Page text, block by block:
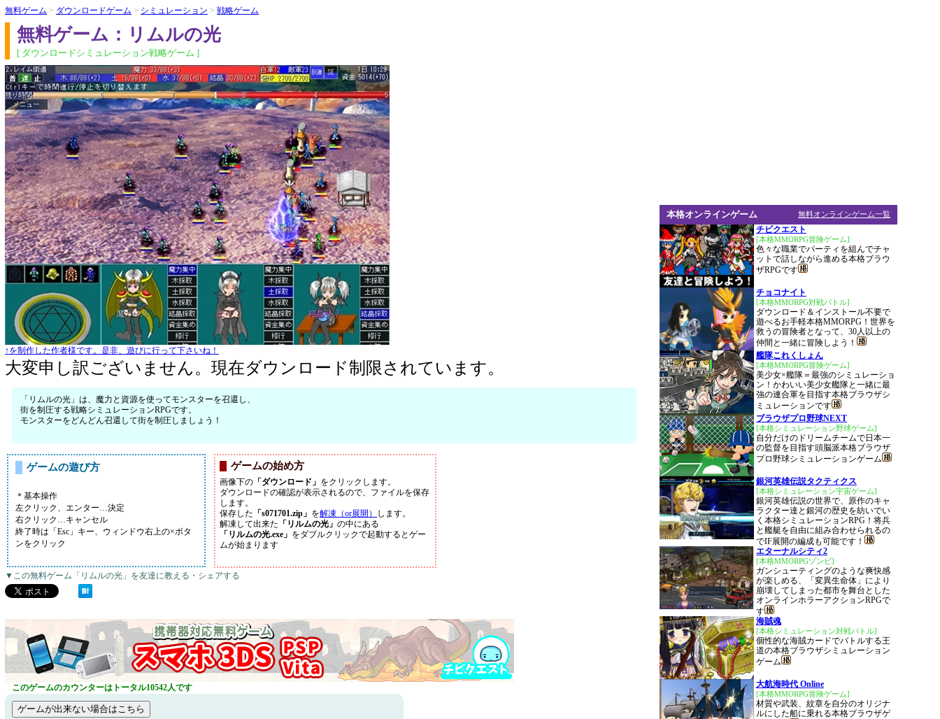
無料ゲーム > ダウンロードゲーム > シミュレーション > 戦略ゲーム
無料ゲーム：リムルの光
[ ダウンロードシミュレーション戦略ゲーム ]
↑を制作した作者様です。是非、遊びに行って下さいね！
大変申し訳ございません。現在ダウンロード制限されています。
「リムルの光」は、魔力と資源を使ってモンスターを召還し、
街を制圧する戦略シミュレーションRPGです。
モンスターをどんどん召還して街を制圧しましょう！
ゲームの遊び方
＊基本操作
左クリック、エンター…決定
右クリック…キャンセル
終了時は「Esc」キー、ウィンドウ右上の×ボタ
ンをクリック
ゲームの始め方
画像下の 「ダウンロード」 をクリックします。
ダウンロードの確認が表示されるので、ファイルを保存
します。
保存した 「s071701.zip」 を解凍（or展開）
します。
解凍して出来た 「リルムの光」 の中にある
「リルムの光.exe」 をダブルクリックで起動するとゲー
ムが始まります
▼この無料ゲーム「リムルの光」を友達に教える・シェアする
このゲームのカウンターはトータル10542人です
無料オンラインゲーム一覧
本格オンラインゲーム
チビクエスト
[本格MMORPG冒険ゲーム]
色々な職業でパーティを組んでチャ
ットで話しながら進める本格ブラウ
ザRPGです
チョコナイト
[本格MMORPG対戦バトル]
ダウンロード＆インストール不要で
遊べるお手軽本格MMORPG！世界を
救うの冒険者となって、30人以上の
仲間と一緒に冒険しよう！
艦隊これくしょん
[本格MMORPG冒険ゲーム]
美少女×艦隊＝最強のシミュレーショ
ン！かわいい美少女艦隊と一緒に最
強の連合軍を目指す本格ブラウザシ
ミュレーションです
ブラウザプロ野球NEXT
[本格シミュレーション野球ゲーム]
自分だけのドリームチームで日本一
の監督を目指す頭脳派本格ブラウザ
プロ野球シミュレーションゲーム
銀河英雄伝説タクティクス
[本格シミュレーション宇宙ゲーム]
銀河英雄伝説の世界で、原作のキャ
ラクター達と銀河の歴史を紡いでい
く本格シミュレーションRPG！将兵
と艦艇を自由に組み合わせられるの
でIF展開の編成も可能です！
エターナルシティ2
[本格MMORPGゾンビ]
ガンシューティングのような爽快感
が楽しめる、「変異生命体」により
崩壊してしまった都市を舞台とした
オンラインホラーアクションRPGで
す
海賊魂
[本格シミュレーション対戦バトル]
個性的な海賊カードでバトルする王
道の本格ブラウザシミュレーション
ゲーム
大航海時代 Online
[本格MMORPG冒険ゲーム]
材質や武装、紋章を自分のオリジナ
ルにした船に乗れる本格ブラウザゲ